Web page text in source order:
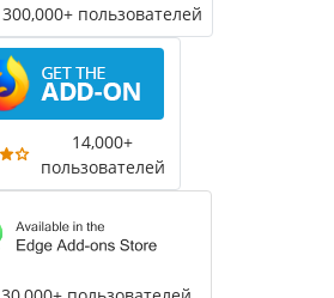
300,000+ пользователей
14,000+
пользователей